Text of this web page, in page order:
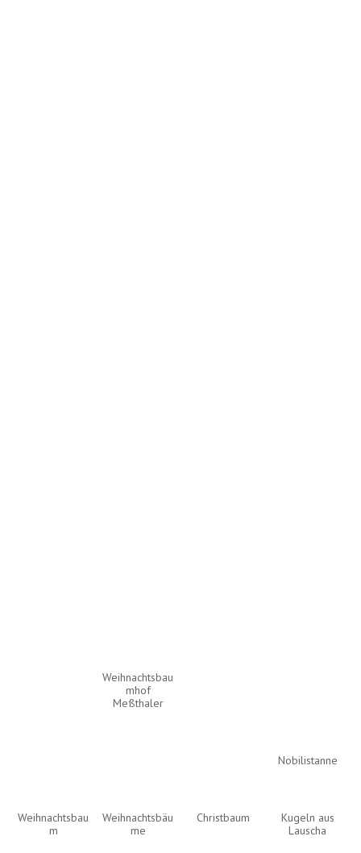
Weihnachtsbau
mhof
Meßthaler
Nobilistanne
Weihnachtsbau
m
Weihnachtsbäu
me
Christbaum
Kugeln aus
Lauscha